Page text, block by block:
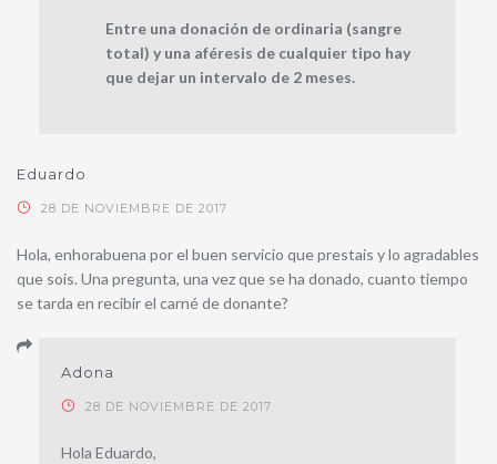
Entre una donación de ordinaria (sangre
total) y una aféresis de cualquier tipo hay
que dejar un intervalo de 2 meses.
Eduardo
28 DE NOVIEMBRE DE 2017
Hola, enhorabuena por el buen servicio que prestais y lo agradables
que sois. Una pregunta, una vez que se ha donado, cuanto tiempo
se tarda en recibir el carné de donante?
Adona
28 DE NOVIEMBRE DE 2017
Hola Eduardo,